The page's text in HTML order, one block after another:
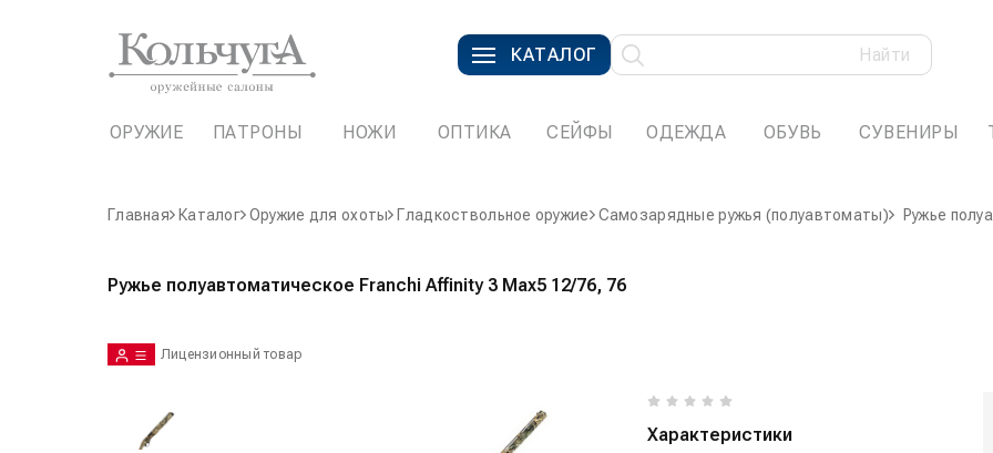
КАТАЛОГ Найти
ОРУЖИЕ ПАТРОНЫ НОЖИ ОПТИКА СЕЙФЫ ОДЕЖДА ОБУВЬ СУВЕНИРЫ
Главная Каталог Оружие для охоты Гладкоствольное оружие Самозарядные ружья (полуавтоматы) Ружье
Ружье полуавтоматическое Franchi Affinity 3 Max5 12/76, 76
Лицензионный товар
Характеристики